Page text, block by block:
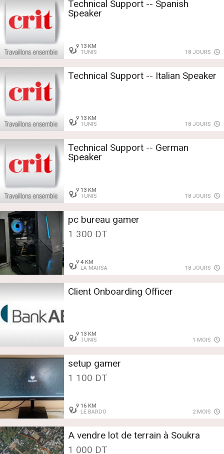
Technical Support -- Spanish
Speaker
13 KM
TUNIS
18 JOURS
Technical Support -- Italian Speaker
13 KM
TUNIS
18 JOURS
Technical Support -- German
Speaker
13 KM
TUNIS
18 JOURS
pc bureau gamer
1 300 DT
4 KM
LA MARSA
18 JOURS
Client Onboarding Officer
13 KM
TUNIS
1 MOIS
setup gamer
1 100 DT
16 KM
LE BARDO
2 MOIS
A vendre lot de terrain à Soukra
1 000 DT